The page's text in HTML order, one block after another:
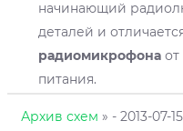
начинающий
деталей и
радиомикрофонаот
питания.
Архив схем » - 2013-07-